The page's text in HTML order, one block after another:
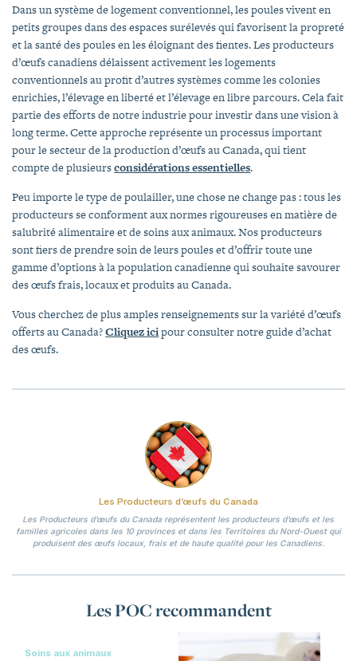
Dans un système de logement conventionnel, les poules vivent en
petits groupes dans des espaces surélevés qui favorisent la propreté
et la santé des poules en les éloignant des fientes. Les producteurs
d’œufs canadiens délaissent activement les logements
conventionnels au profit d’autres systèmes comme les colonies
enrichies, l’élevage en liberté et l’élevage en libre parcours. Cela fait
partie des efforts de notre industrie pour investir dans une vision à
long terme. Cette approche représente un processus important
pour le secteur de la production d’œufs au Canada, qui tient
compte de plusieursconsidérations essentielles.
Peu importe le type de poulailler, une chose ne change pas : tous les
producteurs se conforment aux normes rigoureuses en matière de
salubrité alimentaire et de soins aux animaux. Nos producteurs
sont fiers de prendre soin de leurs poules et d’offrir toute une
gamme d’options à la population canadienne qui souhaite savourer
des œufs frais, locaux et produits au Canada.
Vous cherchez de plus amples renseignements sur la variété d’œufs
offerts au Canada?Cliquez icipour consulter notre guide d’achat
des œufs.
Les Producteurs d’œufs du Canada
Les Producteurs d’œufs du Canada représentent les producteurs d’œufs et les
familles agricoles dans les 10 provinces et dans les Territoires du Nord-Ouest qui
produisent des œufs locaux, frais et de haute qualité pour les Canadiens.
Les POC recommandent
Soins aux animaux